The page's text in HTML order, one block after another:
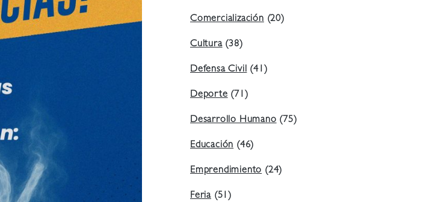
Comercialización(20)
Cultura(38)
Defensa Civil(41)
Deporte(71)
Desarrollo Humano(75)
Educación(46)
Emprendimiento(24)
Feria (51)